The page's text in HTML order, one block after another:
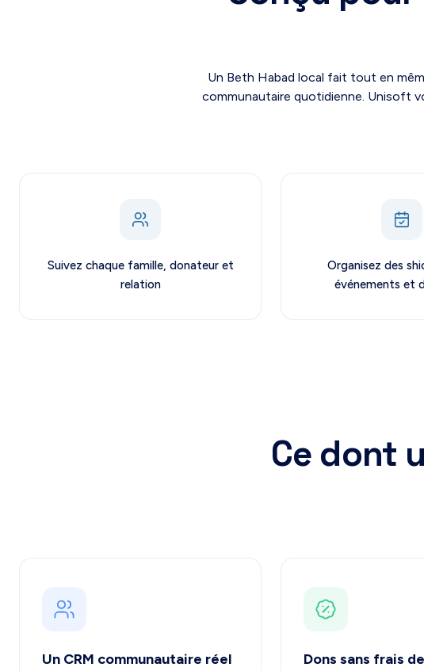
Un Beth Habad local fait tout en
communautaire quotidienne. Unisoft
Suivez chaque famille, donateur et
relation
Organisez des
événements et
Ce dont
Un CRM communautaire réel
Dons sans frais de